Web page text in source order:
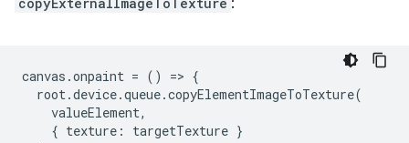
:
canvas .onpaint = () => {
root.device.queue.copyElementImageToTexture(
valueElement,
{ texture : targetTexture }